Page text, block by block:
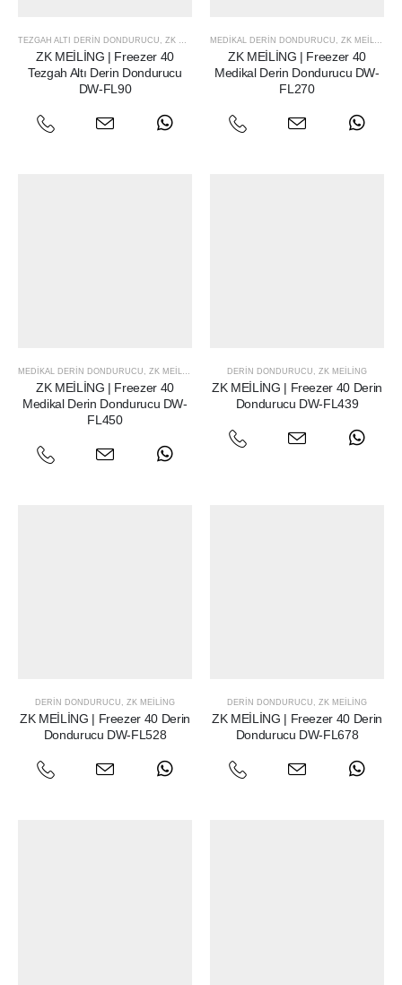
TEZGAH ALTI DERIN DONDURUCU , ZK MEILING
ZK MEİLİNG | Freezer 40
Tezgah Altı Derin Dondurucu
DW-FL90
MEDIKAL DERIN DONDURUCU , ZK MEILING
ZK MEİLİNG | Freezer 40
Medikal Derin Dondurucu DW-
FL270
MEDIKAL DERIN DONDURUCU , ZK MEILING
ZK MEİLİNG | Freezer 40
Medikal Derin Dondurucu DW-
FL450
DERIN DONDURUCU , ZK MEILING
ZK MEİLİNG | Freezer 40 Derin
Dondurucu DW-FL439
DERIN DONDURUCU , ZK MEILING
ZK MEİLİNG | Freezer 40 Derin
Dondurucu DW-FL528
DERIN DONDURUCU , ZK MEILING
ZK MEİLİNG | Freezer 40 Derin
Dondurucu DW-FL678